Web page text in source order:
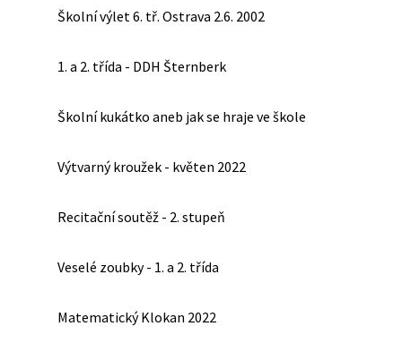
Školní výlet 6. tř. Ostrava 2.6. 2002
1. a 2. třída - DDH Šternberk
Školní kukátko aneb jak se hraje ve škole
Výtvarný kroužek - květen 2022
Recitační soutěž - 2. stupeň
Veselé zoubky - 1. a 2. třída
Matematický Klokan 2022